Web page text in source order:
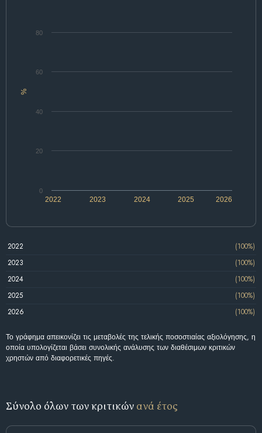
%
2022 2024 2026
2023 2025
0
20
40
60
80
2022
(100%)
2023
(100%)
2024
(100%)
2025
(100%)
2026
(100%)
Το γράφημα απεικονίζει τις μεταβολές της τελικής ποσοστιαίας αξιολόγησης, η
οποία υπολογίζεται βάσει συνολικής ανάλυσης των διαθέσιμων κριτικών
χρηστών από διαφορετικές πηγές.
Σύνολο όλων των κριτικών ανά έτος